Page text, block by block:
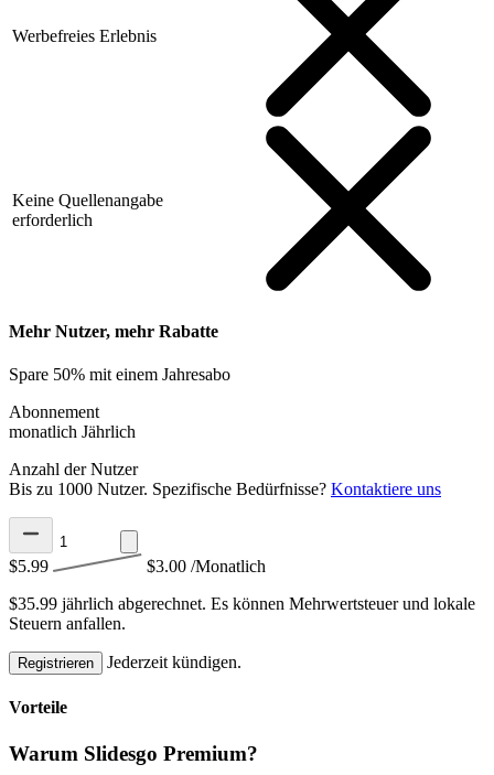
Werbefreies Erlebnis
Keine Quellenangabe
erforderlich
Mehr Nutzer, mehr Rabatte
Spare 50% mit einem Jahresabo
Abonnement
monatlich Jährlich
Anzahl der Nutzer
Bis zu 1000 Nutzer. Spezifische Bedürfnisse? Kontaktiere uns
$5.99 $3.00 /Monatlich
$35.99 jährlich abgerechnet. Es können Mehrwertsteuer und lokale
Steuern anfallen.
Registrieren Jederzeit kündigen.
Vorteile
Warum Slidesgo Premium?